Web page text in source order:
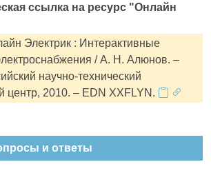
ссылка на ресурс "Онлайн
Электрик : Интерактивные
/ А. Н. Алюнов. –
научно-технический
2010. – EDN XXFLYN.
и ответы